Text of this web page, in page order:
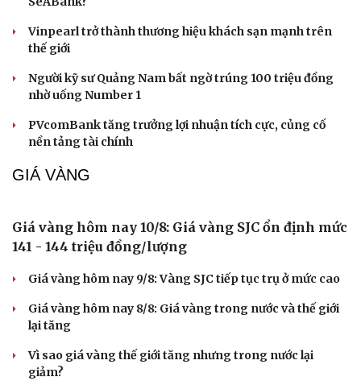
Du lịch
Tư vấn
Săn Tour
check-in
Podcast
Đọc truyện đêm khuya
Hạt giống tâm hồn
Vinpearl trở thành thương hiệu khách sạn mạnh trên
thế giới
Người kỹ sư Quảng Nam bất ngờ trúng 100 triệu đồng
nhờ uống Number 1
PVcomBank tăng trưởng lợi nhuận tích cực, củng cố
nền tảng tài chính
GIÁ VÀNG